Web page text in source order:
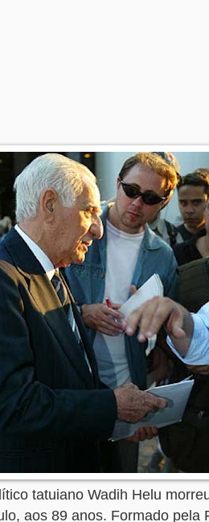
tatuiano Wadih Helu
aos 89 anos. Formado pela